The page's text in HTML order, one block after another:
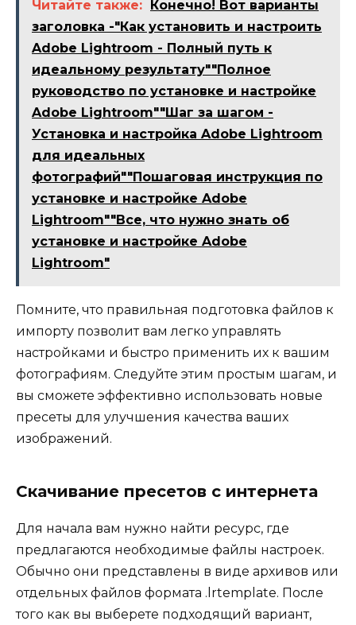
Читайте также: Конечно! Вот варианты
заголовка -"Как установить и настроить
Adobe Lightroom - Полный путь к
идеальному результату""Полное
руководство по установке и настройке
Adobe Lightroom""Шаг за шагом -
Установка и настройка Adobe Lightroom
для идеальных
фотографий""Пошаговая инструкция по
установке и настройке Adobe
Lightroom""Все, что нужно знать об
установке и настройке Adobe
Lightroom"
Помните, что правильная подготовка файлов к
импорту позволит вам легко управлять
настройками и быстро применить их к вашим
фотографиям. Следуйте этим простым шагам, и
вы сможете эффективно использовать новые
пресеты для улучшения качества ваших
изображений.
Скачивание пресетов с интернета
Для начала вам нужно найти ресурс, где
предлагаются необходимые файлы настроек.
Обычно они представлены в виде архивов или
отдельных файлов формата .lrtemplate. После
того как вы выберете подходящий вариант,